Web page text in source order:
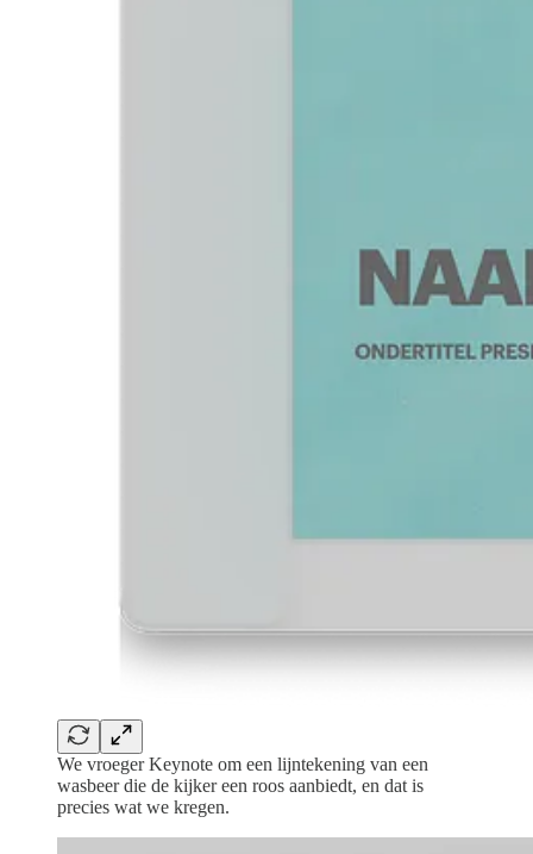
We vroeger Keynote om een lijntekening van een
wasbeer die de kijker een roos aanbiedt, en dat is
precies wat we kregen.